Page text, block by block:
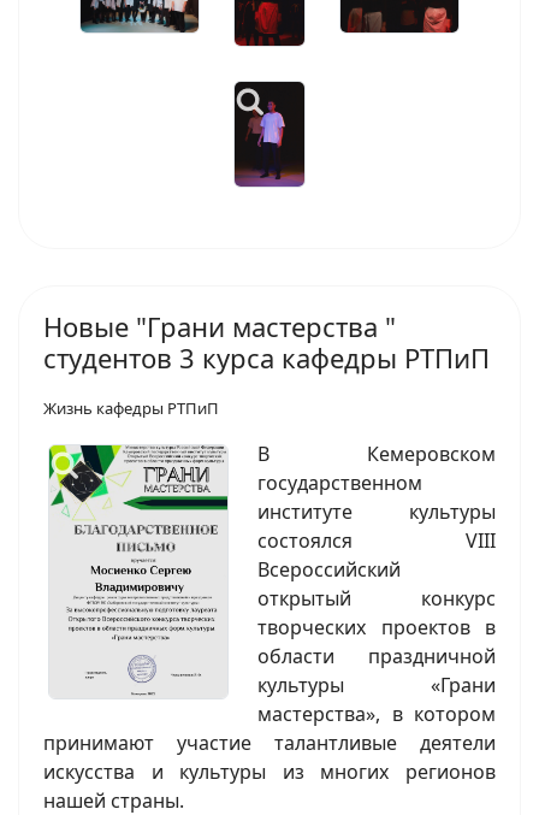
Новые "Грани мастерства "
студентов 3 курса кафедры РТПиП
Жизнь кафедры РТПиП
В Кемеровском
государственном
институте культуры
состоялся VIII
Всероссийский
открытый конкурс
творческих проектов в
области праздничной
культуры «Грани
мастерства», в котором
принимают участие талантливые деятели
искусства и культуры из многих регионов
нашей страны.